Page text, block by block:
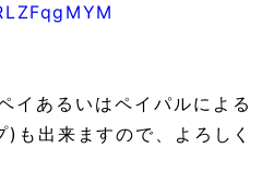
イあるいはペイパルによる
も出来ますので、よろしく